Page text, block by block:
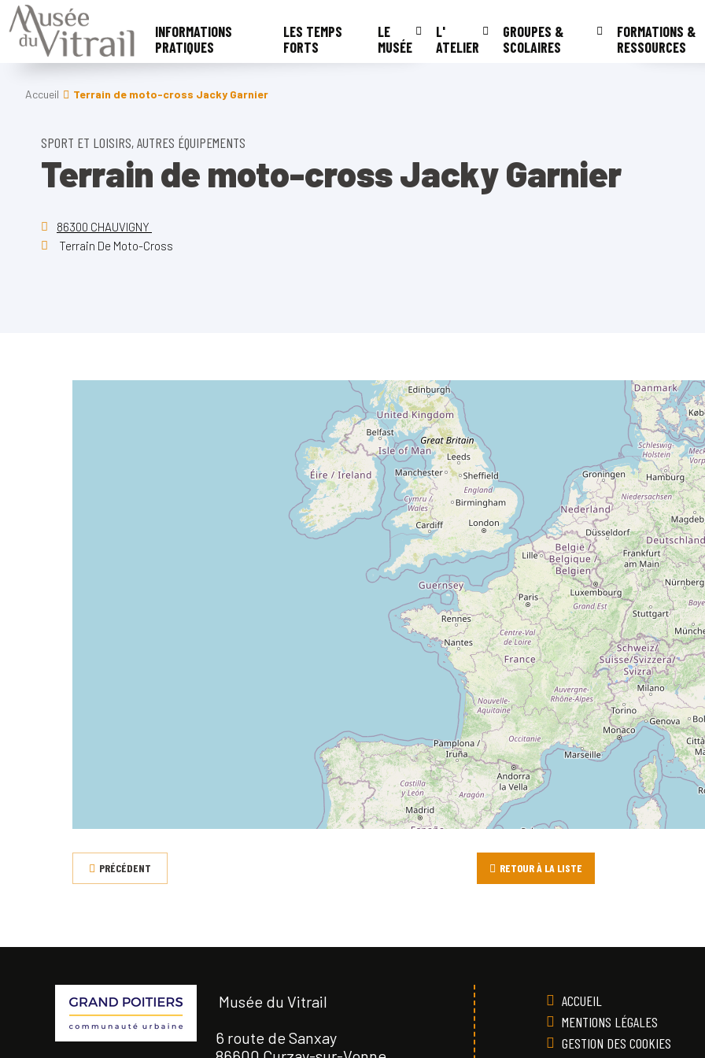
INFORMATIONS
PRATIQUES
LES TEMPS
FORTS
LE
MUSÉE
L'
ATELIER
GROUPES &
SCOLAIRES
FORMATIONS &
RESSOURCES
Accueil Terrain de moto-cross Jacky Garnier
SPORT ET LOISIRS, AUTRES ÉQUIPEMENTS
Terrain de moto-cross Jacky Garnier
86300 CHAUVIGNY
Terrain De Moto-Cross
PRÉCÉDENT RETOUR À LA LISTE
Musée du Vitrail
6 route de Sanxay
ACCUEIL
MENTIONS LÉGALES
GESTION DES COOKIES